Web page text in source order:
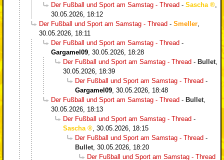
Der Fußball und Sport am Samstag - Thread - Sascha
30.05.2026, 18:12
Der Fußball und Sport am Samstag - Thread - Smeller
30.05.2026, 18:11
Der Fußball und Sport am Samstag - Thread -
Gargamel09 30.05.2026, 18:28
Der Fußball und Sport am Samstag - Thread - Bullet
30.05.2026, 18:39
Der Fußball und Sport am Samstag - Thread -
Gargamel09 30.05.2026, 18:48
Der Fußball und Sport am Samstag - Thread - Bullet
30.05.2026, 18:13
Der Fußball und Sport am Samstag - Thread -
Sascha
30.05.2026, 18:15
Der Fußball und Sport am Samstag - Thread -
Bullet 30.05.2026, 18:20
Der Fußball und Sport am Samstag - Thread